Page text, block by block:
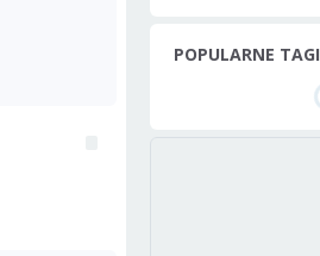
POPULARNE TAGI